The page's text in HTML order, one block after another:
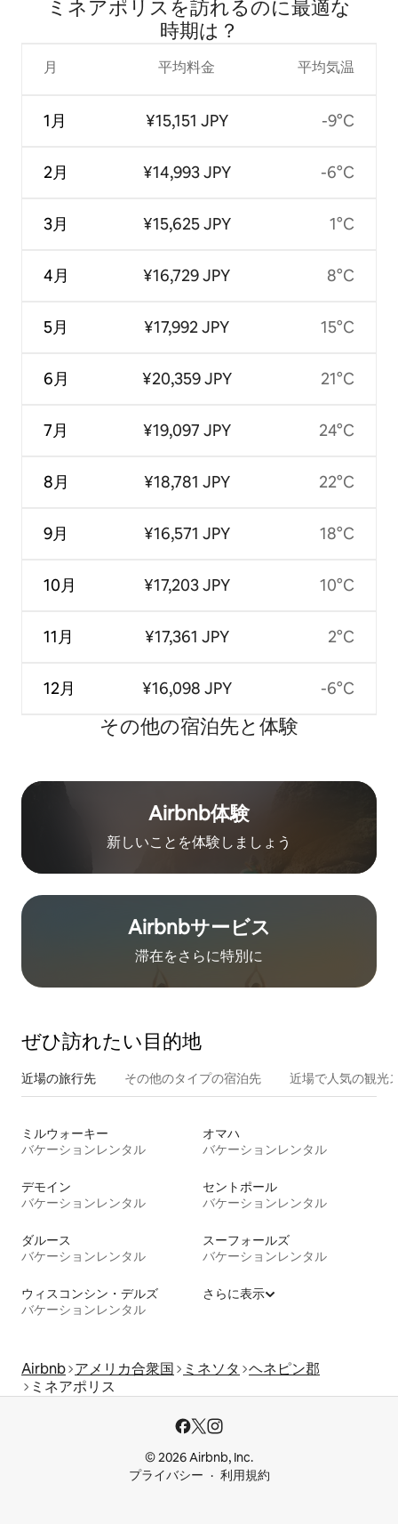
ミネアポリスを訪⁠れ⁠るの⁠に最⁠適⁠な
時⁠期⁠は⁠？
月
1月
2月
3月
4月
5月
6月
7月
8月
9月
10月
11月
12月
平均料金
¥15,151 JPY
¥14,993 JPY
¥15,625 JPY
¥16,729 JPY
¥17,992 JPY
¥20,359 JPY
¥19,097 JPY
¥18,781 JPY
¥16,571 JPY
¥17,203 JPY
¥17,361 JPY
¥16,098 JPY
平均気温
-9°C
-6°C
1°C
8°C
15°C
21°C
24°C
22°C
18°C
10°C
2°C
-6°C
その他の宿⁠泊⁠先と体⁠験
Airbnb体験
新しいことを体験しましょう
Airbnb⁠サ⁠ー⁠ビ⁠ス
滞在をさ⁠ら⁠に特⁠別⁠に
ぜひ訪⁠れ⁠た⁠い目⁠的⁠地
近場の旅行先 その他のタ⁠イ⁠プ⁠の宿⁠泊⁠先 近場で人気の観光
ミルウォーキー
バケーションレンタル
オマハ
バケーションレンタル
デモイン
バケーションレンタル
セントポール
バケーションレンタル
ダルース
バケーションレンタル
スーフォールズ
バケーションレンタル
ウィスコンシン・デルズ
バケーションレンタル
さらに表示
Airbnb アメリカ合衆国 ミネソタ ヘネピン郡
ミネアポリス
© 2026 Airbnb, Inc.
プライバシー
利用規約